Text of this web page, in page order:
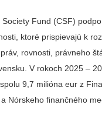
Society Fund (CSF)
ktoré prispievajú k
rovnosti, právneho
V rokoch 2025 –
9,7 milióna eur z
Nórskeho finančného